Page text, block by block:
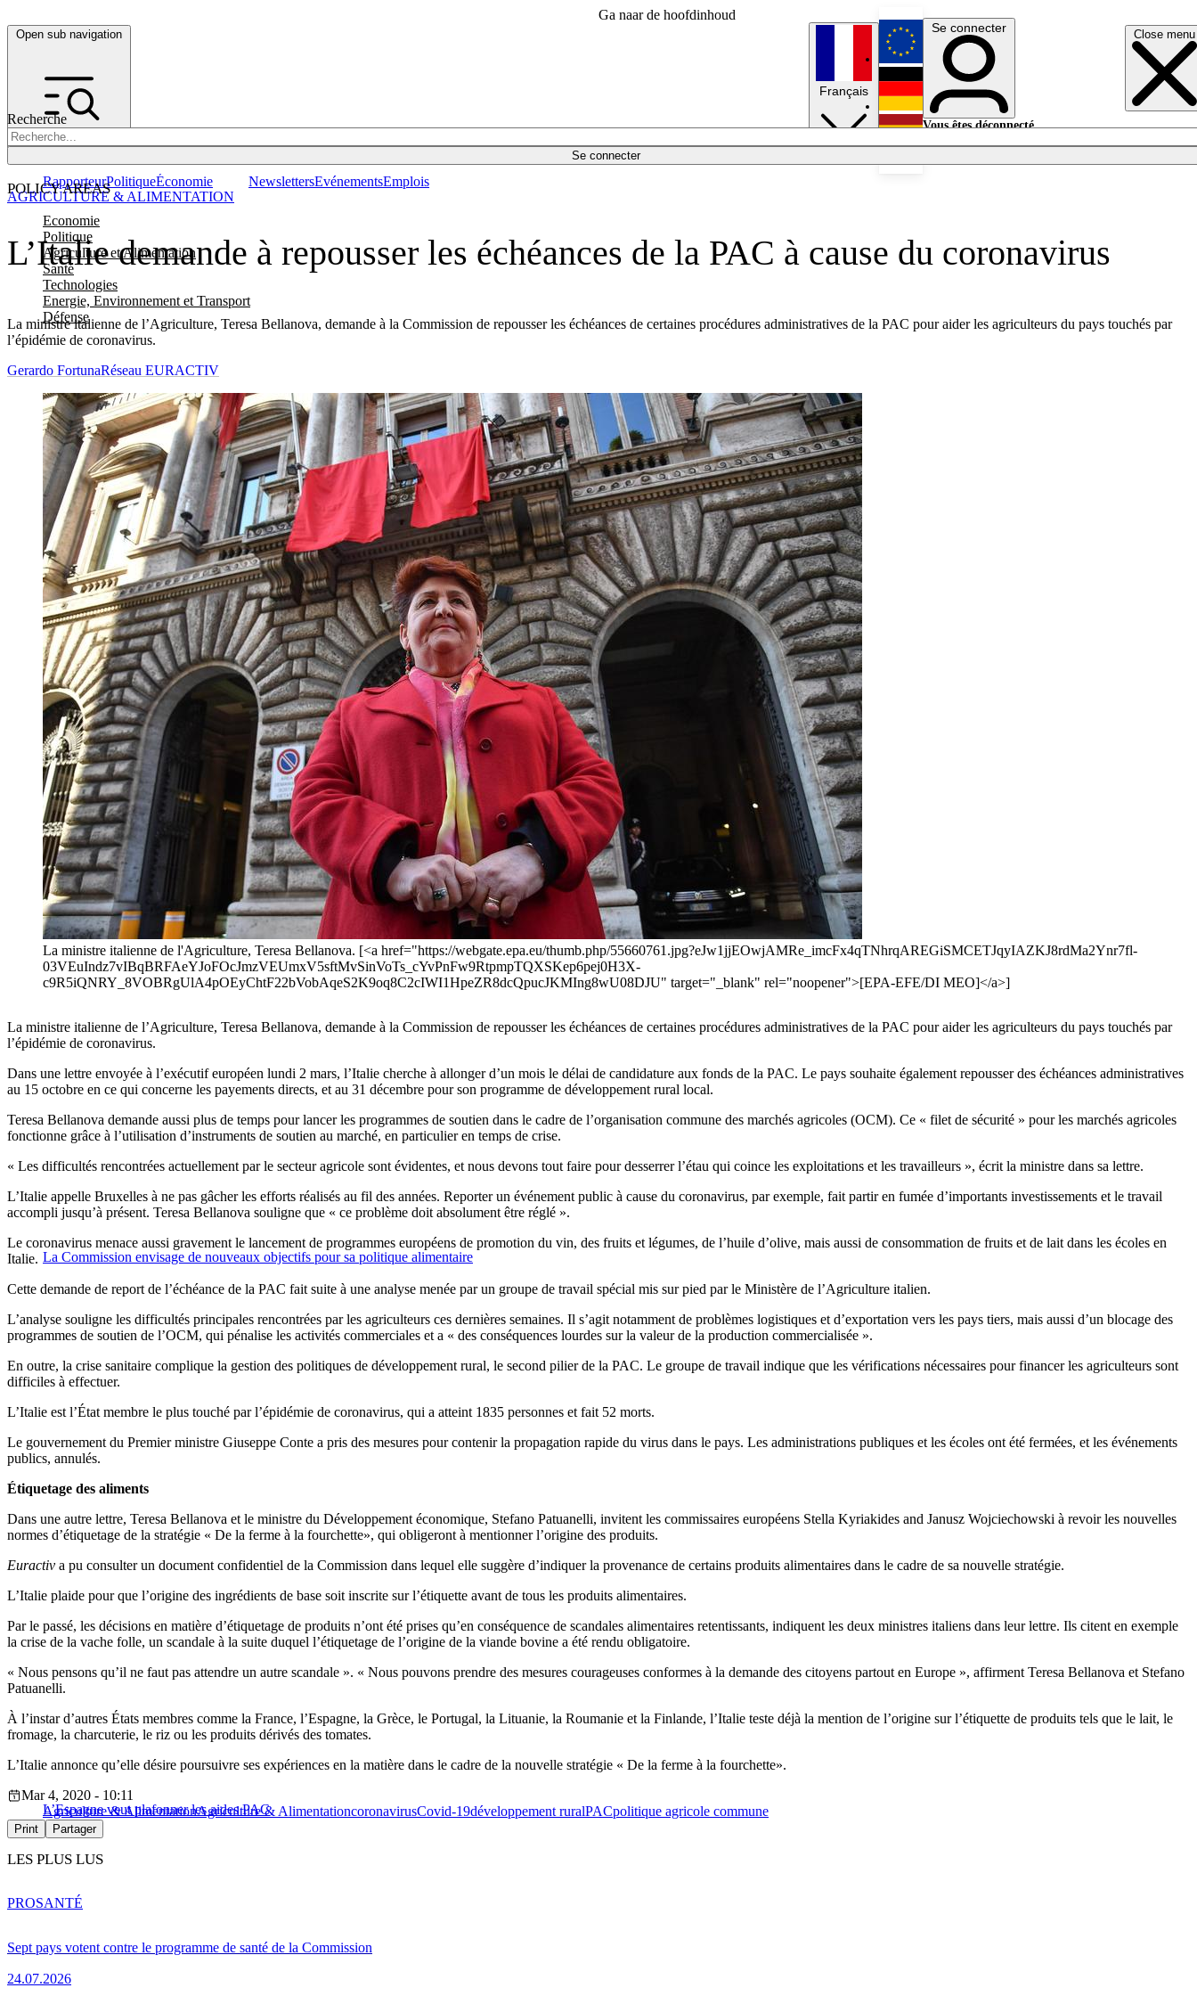
Ga naar de hoofdinhoud
Open sub navigation Close menu
Recherche
Se connecter
POLICY AREAS
Economie
Politique
Agriculture et Alimentation
Santé
Technologies
Energie, Environnement et Transport
Défense
RapporteurPolitiqueÉconomie NewslettersEvénementsEmplois
Français
English
Deutsch
Se connecter
Vous êtes déconnecté.
L’Italie demande à repousser les échéances de la PAC à cause du coronavirus
La ministre italienne de l’Agriculture, Teresa Bellanova, demande à la Commission de repousser les échéances de certaines procédures administratives de la PAC pour aider les agriculteurs du pays touchés par
l’épidémie de coronavirus.
AGRICULTURE & ALIMENTATION
Gerardo FortunaRéseau EURACTIV
La ministre italienne de l'Agriculture, Teresa Bellanova. [<a href="https://webgate.epa.eu/thumb.php/55660761.jpg?eJw1jjEOwjAMRe_imcFx4qTNhrqAREGiSMCETJqyIAZKJ8rdMa2Ynr7fl-
03VEuIndz7vIBqBRFAeYJoFOcJmzVEUmxV5sftMvSinVoTs_cYvPnFw9RtpmpTQXSKep6pej0H3X-
c9R5iQNRY_8VOBRgUlA4pOEyChtF22bVobAqeS2K9oq8C2cIWI1HpeZR8dcQpucJKMIng8wU08DJU" target="_blank" rel="noopener">[EPA-EFE/DI MEO]</a>]
La ministre italienne de l’Agriculture, Teresa Bellanova, demande à la Commission de repousser les échéances de certaines procédures administratives de la PAC pour aider les agriculteurs du pays touchés par
l’épidémie de coronavirus.
Dans une lettre envoyée à l’exécutif européen lundi 2 mars, l’Italie cherche à allonger d’un mois le délai de candidature aux fonds de la PAC. Le pays souhaite également repousser des échéances administratives
au 15 octobre en ce qui concerne les payements directs, et au 31 décembre pour son programme de développement rural local.
Teresa Bellanova demande aussi plus de temps pour lancer les programmes de soutien dans le cadre de l’organisation commune des marchés agricoles (OCM). Ce « filet de sécurité » pour les marchés agricoles
fonctionne grâce à l’utilisation d’instruments de soutien au marché, en particulier en temps de crise.
« Les difficultés rencontrées actuellement par le secteur agricole sont évidentes, et nous devons tout faire pour desserrer l’étau qui coince les exploitations et les travailleurs », écrit la ministre dans sa lettre.
L’Italie appelle Bruxelles à ne pas gâcher les efforts réalisés au fil des années. Reporter un événement public à cause du coronavirus, par exemple, fait partir en fumée d’importants investissements et le travail
accompli jusqu’à présent. Teresa Bellanova souligne que « ce problème doit absolument être réglé ».
La Commission envisage de nouveaux objectifs pour sa politique alimentaire
Le coronavirus menace aussi gravement le lancement de programmes européens de promotion du vin, des fruits et légumes, de l’huile d’olive, mais aussi de consommation de fruits et de lait dans les écoles en
Italie.
Cette demande de report de l’échéance de la PAC fait suite à une analyse menée par un groupe de travail spécial mis sur pied par le Ministère de l’Agriculture italien.
L’analyse souligne les difficultés principales rencontrées par les agriculteurs ces dernières semaines. Il s’agit notamment de problèmes logistiques et d’exportation vers les pays tiers, mais aussi d’un blocage des
programmes de soutien de l’OCM, qui pénalise les activités commerciales et a « des conséquences lourdes sur la valeur de la production commercialisée ».
En outre, la crise sanitaire complique la gestion des politiques de développement rural, le second pilier de la PAC. Le groupe de travail indique que les vérifications nécessaires pour financer les agriculteurs sont
difficiles à effectuer.
L’Italie est l’État membre le plus touché par l’épidémie de coronavirus, qui a atteint 1835 personnes et fait 52 morts.
Le gouvernement du Premier ministre Giuseppe Conte a pris des mesures pour contenir la propagation rapide du virus dans le pays. Les administrations publiques et les écoles ont été fermées, et les événements
publics, annulés.
Étiquetage des aliments
Dans une autre lettre, Teresa Bellanova et le ministre du Développement économique, Stefano Patuanelli, invitent les commissaires européens Stella Kyriakides and Janusz Wojciechowski à revoir les nouvelles
normes d’étiquetage de la stratégie « De la ferme à la fourchette», qui obligeront à mentionner l’origine des produits.
Euractiv a pu consulter un document confidentiel de la Commission dans lequel elle suggère d’indiquer la provenance de certains produits alimentaires dans le cadre de sa nouvelle stratégie.
L’Italie plaide pour que l’origine des ingrédients de base soit inscrite sur l’étiquette avant de tous les produits alimentaires.
Par le passé, les décisions en matière d’étiquetage de produits n’ont été prises qu’en conséquence de scandales alimentaires retentissants, indiquent les deux ministres italiens dans leur lettre. Ils citent en exemple
la crise de la vache folle, un scandale à la suite duquel l’étiquetage de l’origine de la viande bovine a été rendu obligatoire.
« Nous pensons qu’il ne faut pas attendre un autre scandale ». « Nous pouvons prendre des mesures courageuses conformes à la demande des citoyens partout en Europe », affirment Teresa Bellanova et Stefano
Patuanelli.
À l’instar d’autres États membres comme la France, l’Espagne, la Grèce, le Portugal, la Lituanie, la Roumanie et la Finlande, l’Italie teste déjà la mention de l’origine sur l’étiquette de produits tels que le lait, le
fromage, la charcuterie, le riz ou les produits dérivés des tomates.
L’Italie annonce qu’elle désire poursuivre ses expériences en la matière dans le cadre de la nouvelle stratégie « De la ferme à la fourchette».
L’Espagne veut plafonner les aides PAC
Mar 4, 2020 - 10:11
Agriculture & AlimentationAgriculture & AlimentationcoronavirusCovid-19développement ruralPACpolitique agricole commune
Print Partager
LES PLUS LUS
Sept pays votent contre le programme de santé de la Commission
24.07.2026
PROSANTÉ